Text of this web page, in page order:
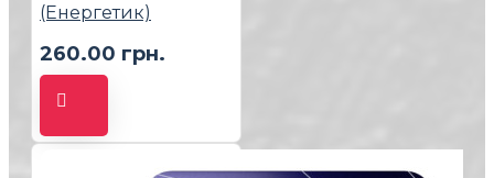
(Енергетик)
260.00 грн.